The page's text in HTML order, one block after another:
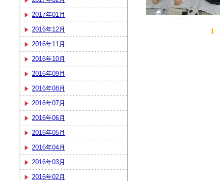
2017年01月
2016年12月
2016年11月
2016年10月
2016年09月
2016年08月
2016年07月
2016年06月
2016年05月
2016年04月
2016年03月
2016年02月
1